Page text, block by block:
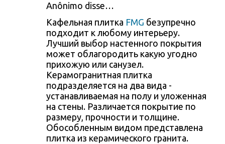
Anônimo disse…
Кафельная плитка FMG безупречно
подходит к любому интерьеру.
Лучший выбор настенного покрытия
может облагородить какую угодно
прихожую или санузел.
Керамогранитная плитка
подразделяется на два вида -
устанавливаемая на полу и уложенная
на стены. Различается покрытие по
размеру, прочности и толщине.
Обособленным видом представлена
плитка из керамического гранита.